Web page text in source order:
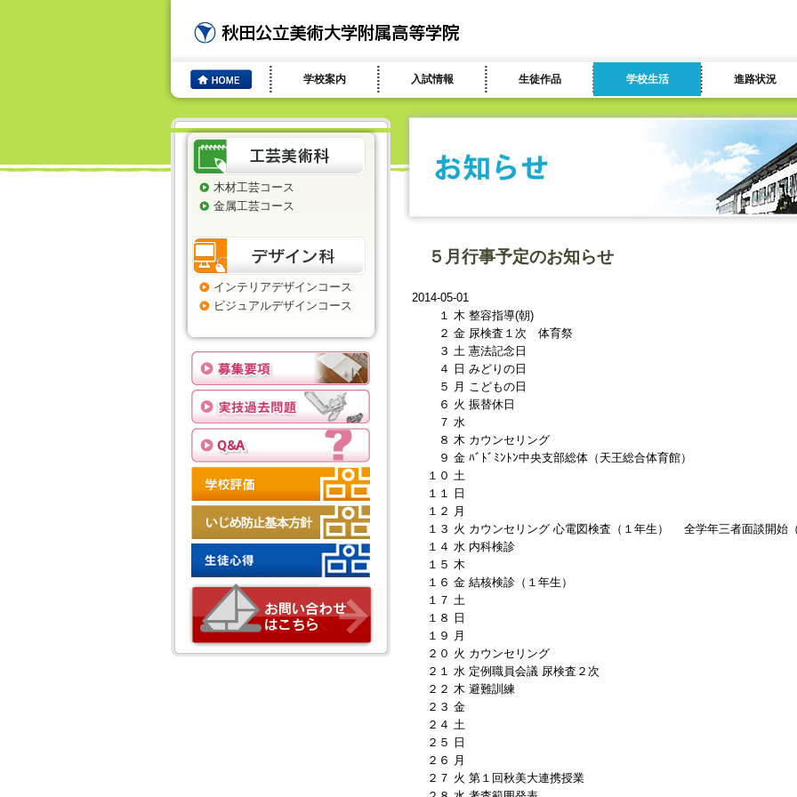
学校案内 入試情報 生徒作品 学校生活 進路状況
木材工芸コース
金属工芸コース
インテリアデザインコース
ビジュアルデザインコース
５月行事予定のお知らせ
2014-05-01
１ 木 整容指導(朝)
２ 金 尿検査１次 体育祭
３ 土 憲法記念日
４ 日 みどりの日
５ 月 こどもの日
６ 火 振替休日
７ 水
８ 木 カウンセリング
９ 金 ﾊﾞﾄﾞﾐﾝﾄﾝ中央支部総体（天王総合体育館）
１０ 土
１１ 日
１２ 月
１３ 火 カウンセリング 心電図検査（１年生） 全学年三者面談開始
１４ 水 内科検診
１５ 木
１６ 金 結核検診（１年生）
１７ 土
１８ 日
１９ 月
２０ 火 カウンセリング
２１ 水 定例職員会議 尿検査２次
２２ 木 避難訓練
２３ 金
２４ 土
２５ 日
２６ 月
２７ 火 第１回秋美大連携授業